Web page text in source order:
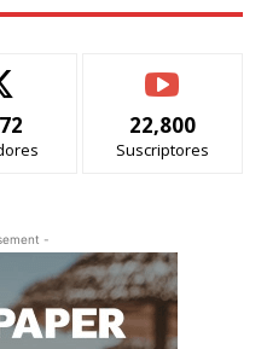
22,800
Suscriptores
-